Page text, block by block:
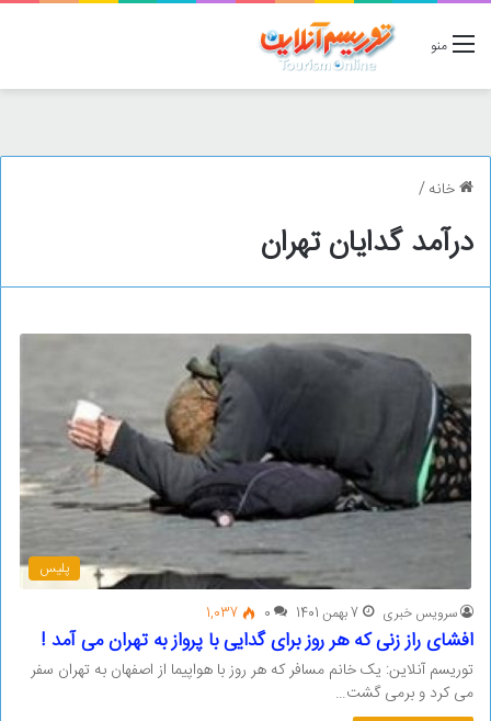
منو
خانه/
درآمد گدایان تهران
پلیس
سرویس خبری 7 بهمن 1401 0
1,037
افشای راز زنی که هر روز برای گدایی با پرواز به تهران می آمد !
توریسم آنلاین: یک خانم مسافر که هر روز با هواپیما از اصفهان به تهران سفر
می کرد و برمی گشت…